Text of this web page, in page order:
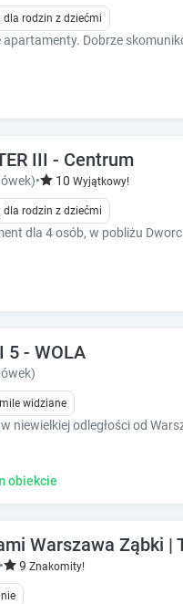
dla rodzin z dziećmi
III - Centrum
• 10 Wyjątkowy!
dla rodzin z dziećmi
5 - WOLA
widziane
obiekcie
Warszawa Ząbki |
• 9 Znakomity!